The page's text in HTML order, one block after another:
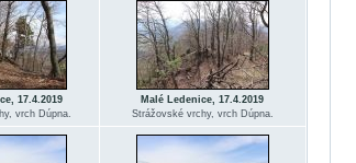
17.4.2019
vrch Dúpna.
Malé Ledenice, 17.4.2019
Strážovské vrchy, vrch Dúpna.